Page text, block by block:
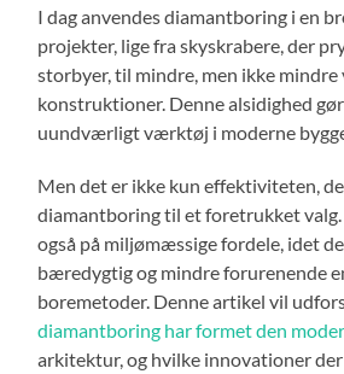
I dag anvendes diamantboring i en
projekter, lige fra skyskrabere, der
storbyer, til mindre, men ikke mindre
konstruktioner. Denne alsidighed
uundværligt værktøj i moderne
Men det er ikke kun effektiviteten,
diamantboring til et foretrukket
også på miljømæssige fordele, idet
bæredygtig og mindre forurenende
boremetoder. Denne artikel vil
diamantboring har formet den
arkitektur, og hvilke innovationer